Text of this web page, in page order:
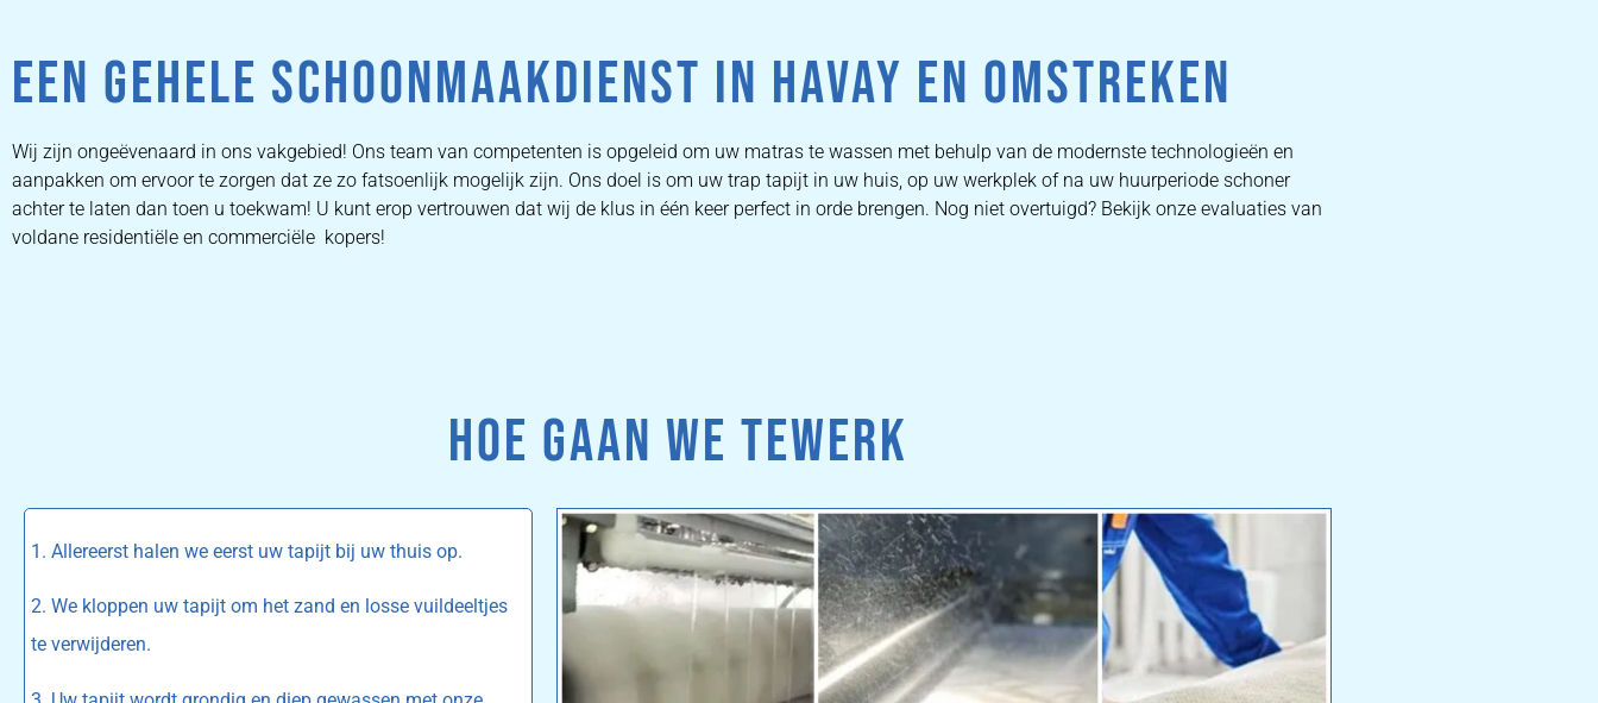
PRIJZEN
EEN GEHELE SCHOONMAAKDIENST IN HAVAY EN OMSTREKEN
Wij zijn ongeëvenaard in ons vakgebied! Ons team van competenten is opgeleid om uw matras te wassen met behulp van de modernste technologieën en
aanpakken om ervoor te zorgen dat ze zo fatsoenlijk mogelijk zijn. Ons doel is om uw trap tapijt in uw huis, op uw werkplek of na uw huurperiode schoner
achter te laten dan toen u toekwam! U kunt erop vertrouwen dat wij de klus in één keer perfect in orde brengen. Nog niet overtuigd? Bekijk onze evaluaties van
voldane residentiële en commerciële kopers!
HOE GAAN WE TEWERK
1. Allereerst halen we eerst uw tapijt bij uw thuis op.
2. We kloppen uw tapijt om het zand en losse vuildeeltjes
te verwijderen.